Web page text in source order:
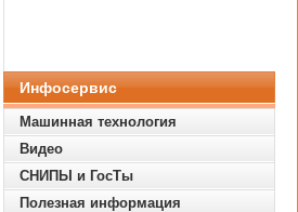
Инфосервис
Машинная технология
Видео
СНИПЫ и ГосТы
Полезная информация